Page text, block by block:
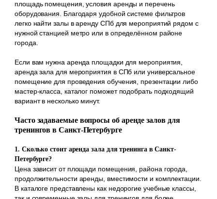
площадь помещения, условия аренды и перечень
оборудования. Благодаря удобной системе фильтров
легко найти залы в аренду СПб для мероприятий рядом с
нужной станцией метро или в определённом районе
города.
Если вам нужна аренда площадки для мероприятия,
аренда зала для мероприятия в СПб или универсальное
помещение для проведения обучения, презентации либо
мастер-класса, каталог поможет подобрать подходящий
вариант в несколько минут.
Часто задаваемые вопросы об аренде залов для
тренингов в Санкт-Петербурге
1. Сколько стоит аренда зала для тренинга в Санкт-
Петербурге?
Цена зависит от площади помещения, района города,
продолжительности аренды, вместимости и комплектации.
В каталоге представлены как недорогие учебные классы,